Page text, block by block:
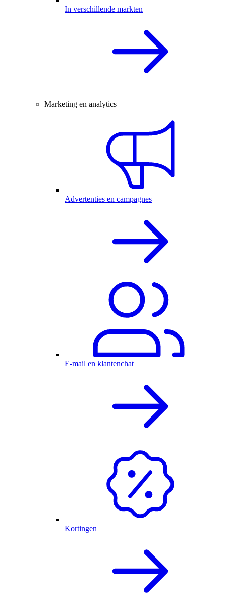
In verschillende markten
Marketing en analytics
Advertenties en campagnes
E-mail en klantenchat
Kortingen